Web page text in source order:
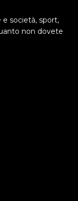
e società, sport,
non dovete